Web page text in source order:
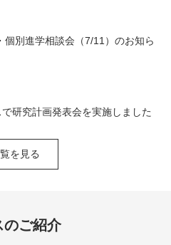
別進学相談会（7/11）のお知ら
研究計画発表会を実施しました
を見る
のご紹介